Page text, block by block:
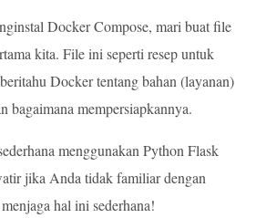
Docker Compose, mari buat file
kita. File ini seperti resep untuk
Docker tentang bahan (layanan)
bagaimana mempersiapkannya.
menggunakan Python Flask
jika Anda tidak familiar dengan
hal ini sederhana!